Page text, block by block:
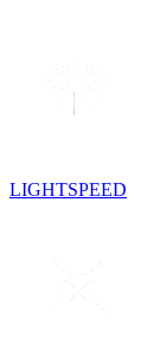
LIGHTSPEED